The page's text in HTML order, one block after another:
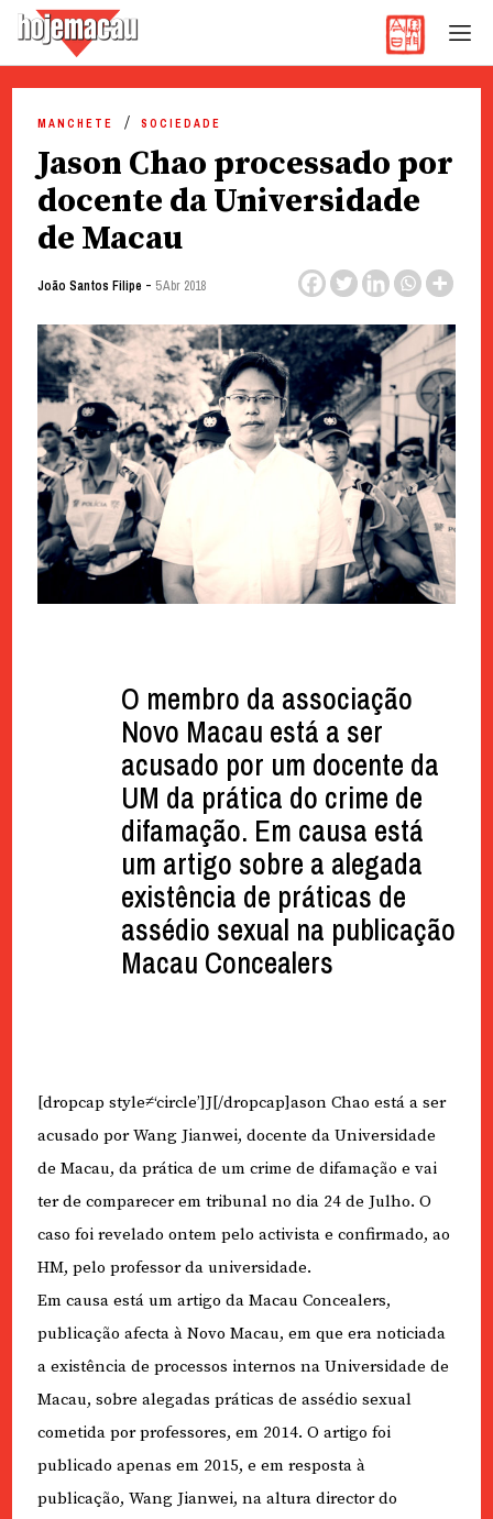
content
MANCHETE SOCIEDADE
Jason Chao processado por
docente da Universidade
de Macau
João Santos Filipe - 5 Abr 2018
O membro da associação
Novo Macau está a ser
acusado por um docente da
UM da prática do crime de
difamação. Em causa está
um artigo sobre a alegada
existência de práticas de
assédio sexual na publicação
Macau Concealers
[dropcap style≠‘circle’]J[/dropcap]ason Chao está a ser
acusado por Wang Jianwei, docente da Universidade
de Macau, da prática de um crime de difamação e vai
ter de comparecer em tribunal no dia 24 de Julho. O
caso foi revelado ontem pelo activista e confirmado, ao
HM, pelo professor da universidade.
Em causa está um artigo da Macau Concealers,
publicação afecta à Novo Macau, em que era noticiada
a existência de processos internos na Universidade de
Macau, sobre alegadas práticas de assédio sexual
cometida por professores, em 2014. O artigo foi
publicado apenas em 2015, e em resposta à
publicação, Wang Jianwei, na altura director do